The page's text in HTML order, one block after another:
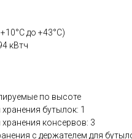
до +43°С)
кВтч
по высоте
бутылок: 1
консервов: 3
с держателем для